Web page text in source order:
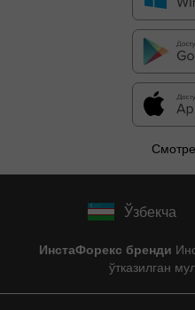
Ўзбекча
ИнстаФорекс бренди
ўтказилган